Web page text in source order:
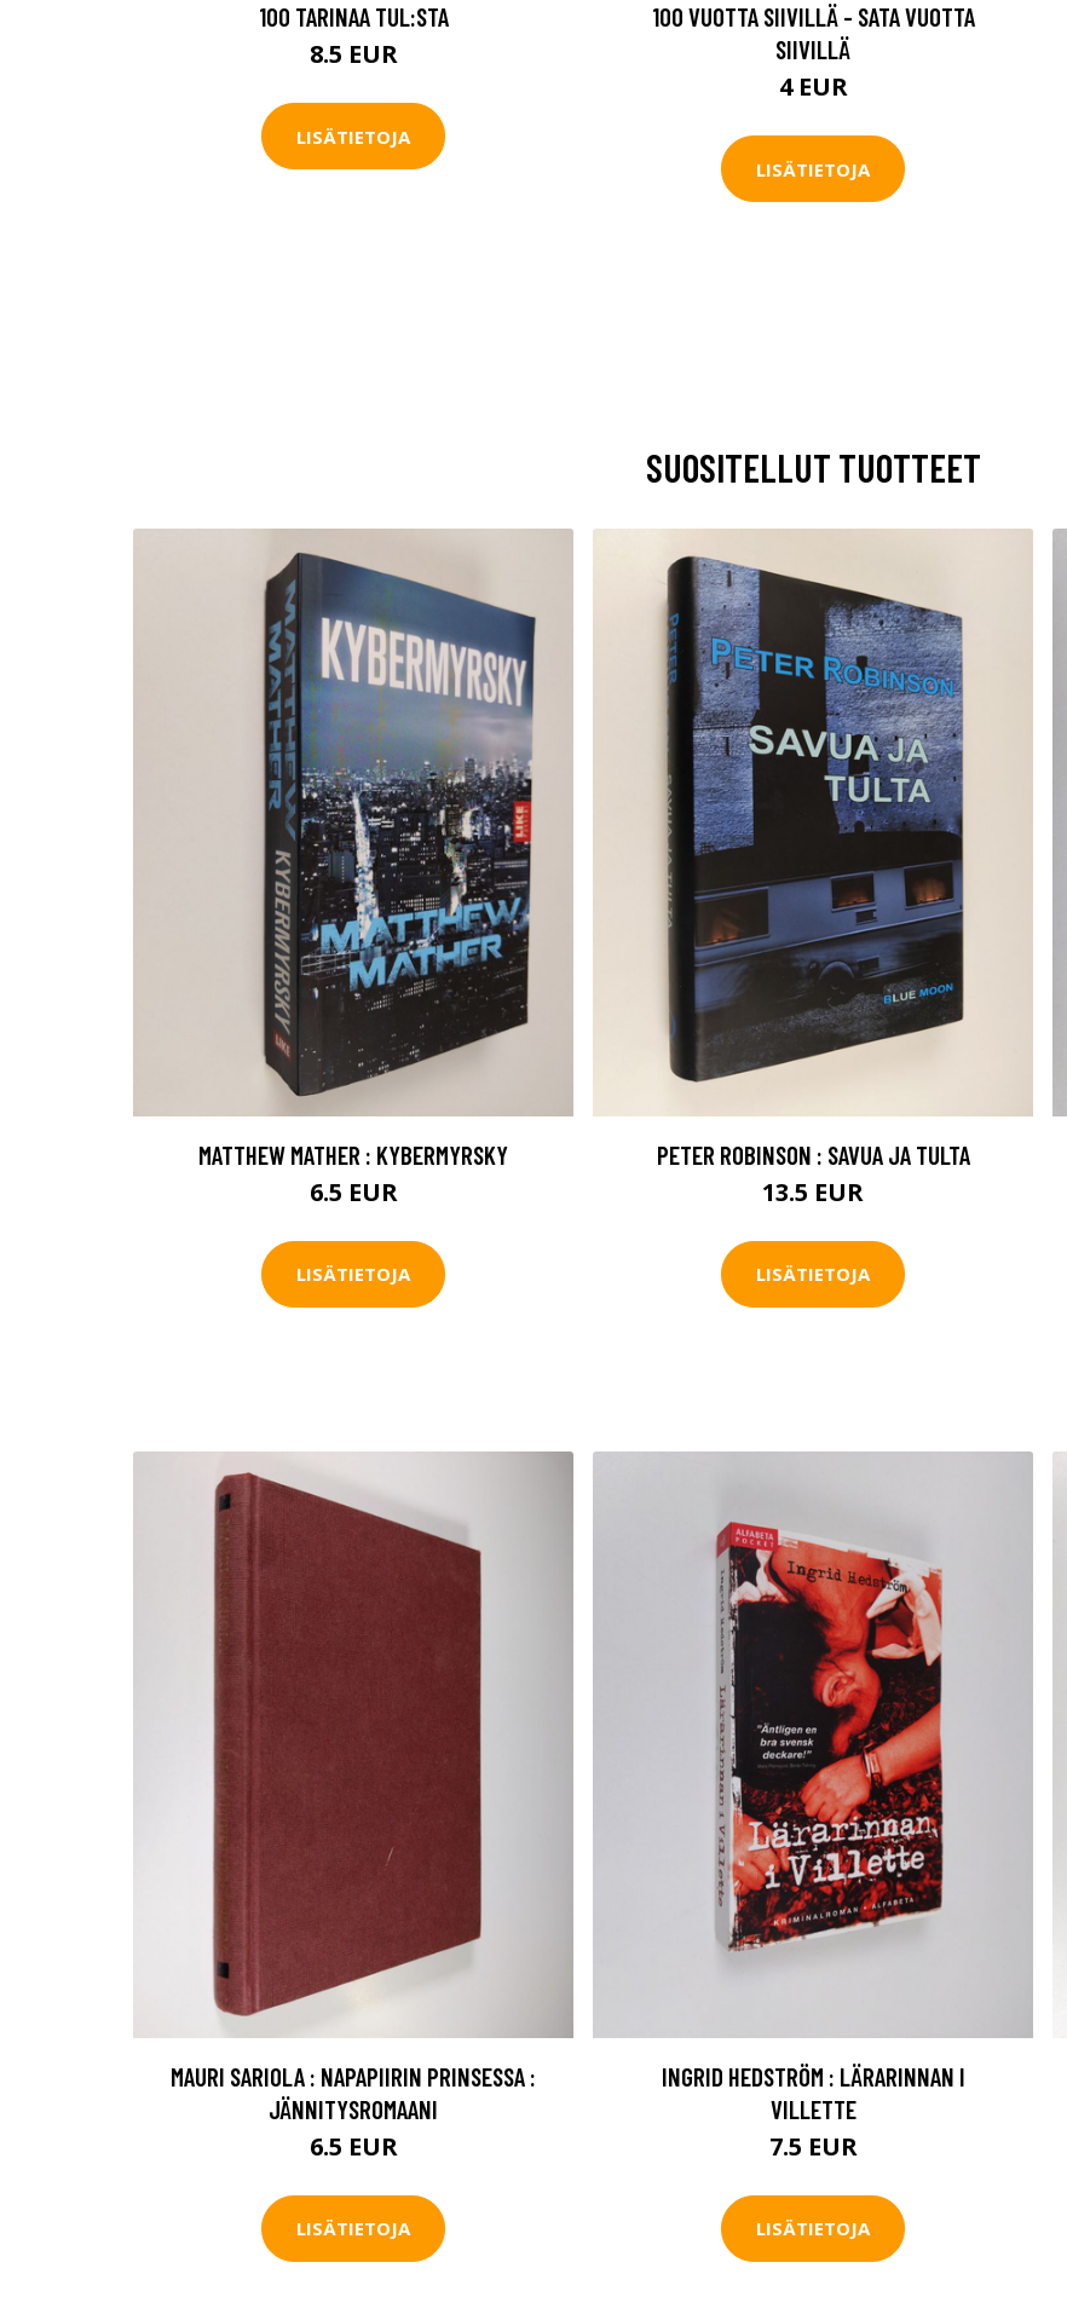
100 TARINAA TUL:STA
8.5 EUR
LISÄTIETOJA
100 VUOTTA SIIVILLÄ - SATA VUOTTA
SIIVILLÄ
4 EUR
LISÄTIETOJA
SUOSITELLUT TUOTTEET
MATTHEW MATHER : KYBERMYRSKY
6.5 EUR
LISÄTIETOJA
PETER ROBINSON : SAVUA JA TULTA
13.5 EUR
LISÄTIETOJA
MAURI SARIOLA : NAPAPIIRIN PRINSESSA :
JÄNNITYSROMAANI
6.5 EUR
LISÄTIETOJA
INGRID HEDSTRÖM : LÄRARINNAN I
VILLETTE
7.5 EUR
LISÄTIETOJA